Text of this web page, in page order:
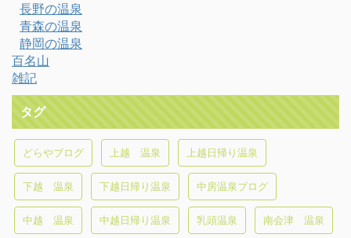
長野の温泉
青森の温泉
静岡の温泉
百名山
雑記
タグ
どらやブログ 上越 温泉 上越日帰り温泉
下越 温泉 下越日帰り温泉 中房温泉ブログ
中越 温泉 中越日帰り温泉 乳頭温泉 南会津 温泉